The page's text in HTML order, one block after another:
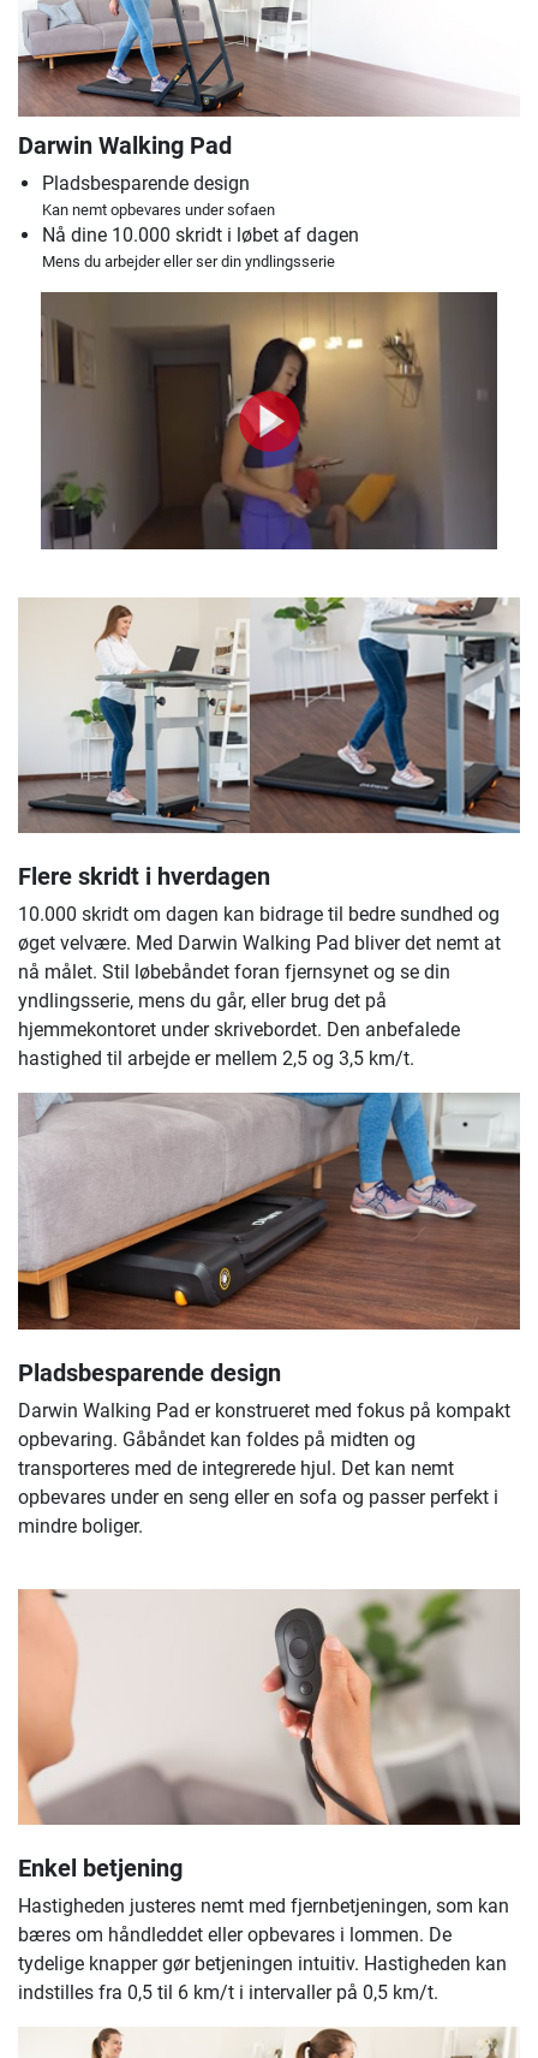
Darwin Walking Pad
Pladsbesparende design
Kan nemt opbevares under sofaen
Nå dine 10.000 skridt i løbet af dagen
Mens du arbejder eller ser din yndlingsserie
Flere skridt i hverdagen
10.000 skridt om dagen kan bidrage til bedre sundhed og
øget velvære. Med Darwin Walking Pad bliver det nemt at
nå målet. Stil løbebåndet foran fjernsynet og se din
yndlingsserie, mens du går, eller brug det på
hjemmekontoret under skrivebordet. Den anbefalede
hastighed til arbejde er mellem 2,5 og 3,5 km/t.
Pladsbesparende design
Darwin Walking Pad er konstrueret med fokus på kompakt
opbevaring. Gåbåndet kan foldes på midten og
transporteres med de integrerede hjul. Det kan nemt
opbevares under en seng eller en sofa og passer perfekt i
mindre boliger.
Enkel betjening
Hastigheden justeres nemt med fjernbetjeningen, som kan
bæres om håndleddet eller opbevares i lommen. De
tydelige knapper gør betjeningen intuitiv. Hastigheden kan
indstilles fra 0,5 til 6 km/t i intervaller på 0,5 km/t.